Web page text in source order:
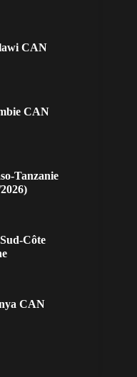
CAN
CAN
Tanzanie
Côte
CAN